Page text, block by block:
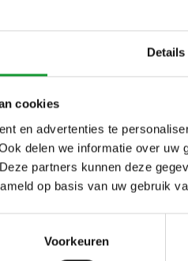
Details
cookies
en advertenties te
delen we informatie over
partners kunnen deze
op basis van uw gebruik
Voorkeuren